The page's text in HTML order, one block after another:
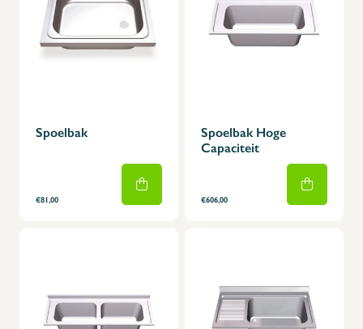
Spoelbak
€81,00
Spoelbak Hoge
Capaciteit
€606,00